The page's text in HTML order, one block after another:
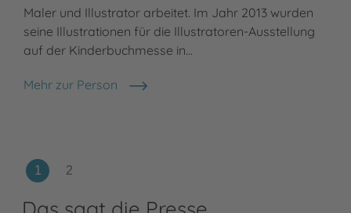
Maler und Illustrator arbeitet. Im Jahr 2013 wurden
seine Illustrationen für die Illustratoren-Ausstellung
auf der Kinderbuchmesse in…
Mehr zur Person
Richolly Rosazza